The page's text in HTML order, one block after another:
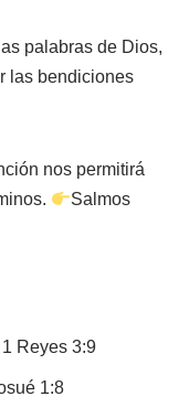
palabras de Dios,
las bendiciones
nos permitirá
Salmos
1 Reyes 3:9
1:8